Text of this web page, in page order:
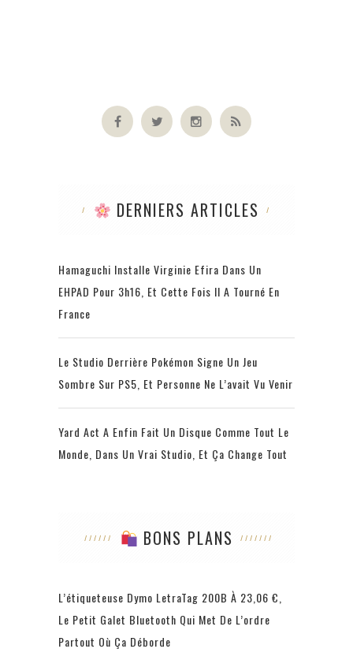
DERNIERS ARTICLES
Hamaguchi Installe Virginie Efira Dans Un
EHPAD Pour 3h16, Et Cette Fois Il A Tourné En
France
Le Studio Derrière Pokémon Signe Un Jeu
Sombre Sur PS5, Et Personne Ne L’avait Vu Venir
Yard Act A Enfin Fait Un Disque Comme Tout Le
Monde, Dans Un Vrai Studio, Et Ça Change Tout
BONS PLANS
L’étiqueteuse Dymo LetraTag 200B À 23,06 €,
Le Petit Galet Bluetooth Qui Met De L’ordre
Partout Où Ça Déborde